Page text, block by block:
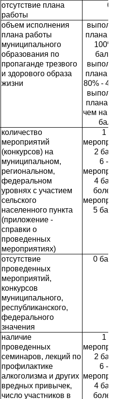
отсутствие плана
работы
0
объем исполнения
плана работы
муниципального
образования по
пропаганде трезвого
и здорового образа
жизни
плана
100%
плана
80% - 4
плана
чем на
количество
мероприятий
(конкурсов) на
муниципальном,
региональном,
федеральном
уровнях с участием
сельского
населенного пункта
(приложение -
справки о
проведенных
мероприятиях)
1 -
2
6 -
4
5
отсутствие
проведенных
мероприятий,
конкурсов
муниципального,
республиканского,
федерального
значения
0
наличие
проведенных
семинаров, лекций по
профилактике
алкоголизма и других
вредных привычек,
число участников в
1 -
2
6 -
4